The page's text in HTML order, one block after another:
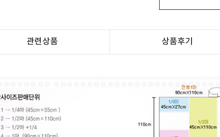
관련상품 상품후기